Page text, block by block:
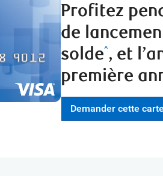
Profitez
de
solde^, et
première
Demander cette carte